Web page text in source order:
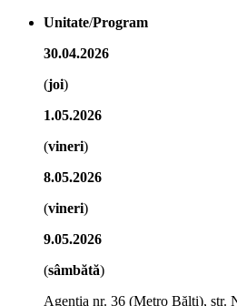
Unitate/Program
30.04.2026
(joi)
1.05.2026
(vineri)
8.05.2026
(vineri)
9.05.2026
(sâmbătă)
Agenția nr. 36 (Metro Bălți), str.